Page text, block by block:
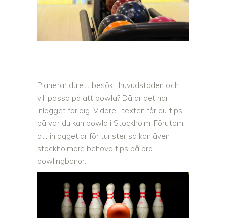
Planerar du ett besök i huvudstaden och
vill passa på att bowla? Då är det här
inlägget för dig. Vidare i texten får du tips
på var du kan bowla i Stockholm. Förutom
att inlägget är för turister så kan även
stockholmare behöva tips på bra
bowlingbanor.